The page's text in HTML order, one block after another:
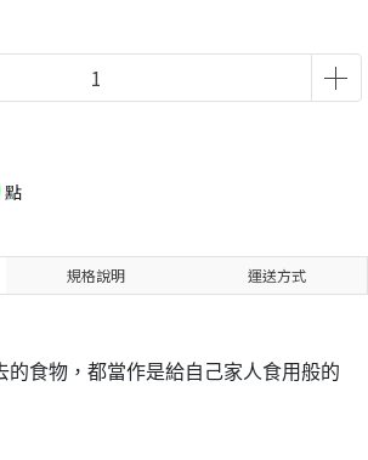
點
規格說明 運送方式
的食物，都當作是給自己家人食用般的